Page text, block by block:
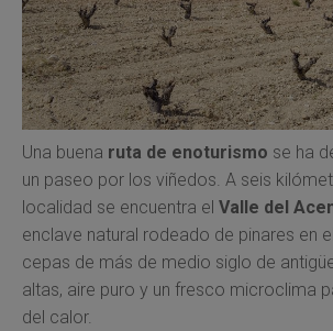
Una buena ruta de enoturismo se ha
un paseo por los viñedos. A seis
localidad se encuentra el Valle del
enclave natural rodeado de pinares en
cepas de más de medio siglo de
altas, aire puro y un fresco microclima
del calor.